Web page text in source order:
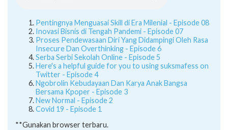
Pentingnya Menguasai Skill di Era Milenial - Episode 08
Inovasi Bisnis di Tengah Pandemi - Episode 07
Proses Pendewasaan Diri Yang Didampingi Oleh Rasa
Insecure Dan Overthinking - Episode 6
Serba Serbi Sekolah Online - Episode 5
Here's a helpful guide for you to using suksmafess on
Twitter - Episode 4
Ngobrolin Kebudayaan Dan Karya Anak Bangsa
Bersama Kpoper - Episode 3
New Normal - Episode 2
Covid 19 - Episode 1
**Gunakan browser terbaru.